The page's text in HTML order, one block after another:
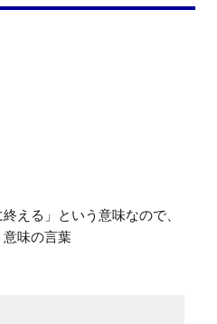
える」という意味なので、
意味の言葉